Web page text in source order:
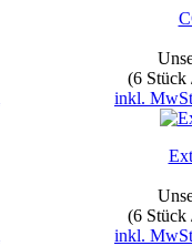
(6 Stück
inkl.
(6 Stück
inkl.